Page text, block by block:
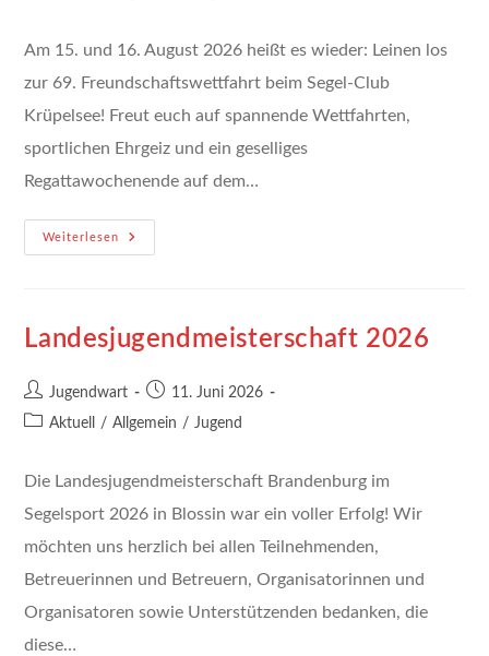
Am 15. und 16. August 2026 heißt es wieder: Leinen los
zur 69. Freundschaftswettfahrt beim Segel-Club
Krüpelsee! Freut euch auf spannende Wettfahrten,
sportlichen Ehrgeiz und ein geselliges
Regattawochenende auf dem…
Weiterlesen
Freundschaftswettfahrt
2026
Der
Ixylon-
Landesjugendmeisterschaft 2026
Beitrags-
Autor:
Jugendwart
Beitrag
veröffentlicht:
11. Juni 2026
Beitrags-
Aktuell / Allgemein / Jugend
Die Landesjugendmeisterschaft Brandenburg im
Segelsport 2026 in Blossin war ein voller Erfolg! Wir
möchten uns herzlich bei allen Teilnehmenden,
Betreuerinnen und Betreuern, Organisatorinnen und
Organisatoren sowie Unterstützenden bedanken, die
diese…